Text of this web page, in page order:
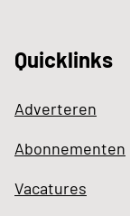
Quicklinks
Adverteren
Abonnementen
Vacatures